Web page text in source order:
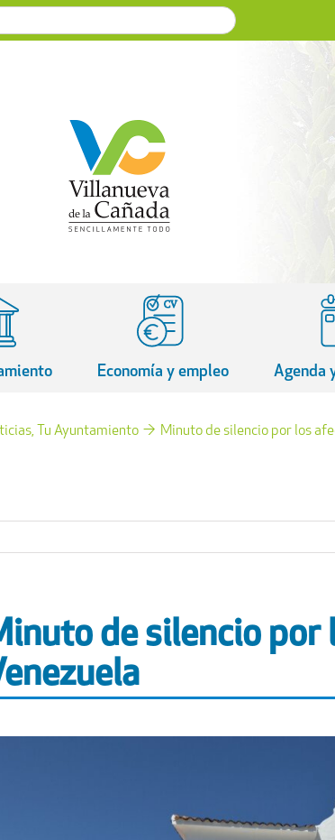
Economía y empleo Agenda
Tu Ayuntamiento Minuto de silencio por los
de silencio por